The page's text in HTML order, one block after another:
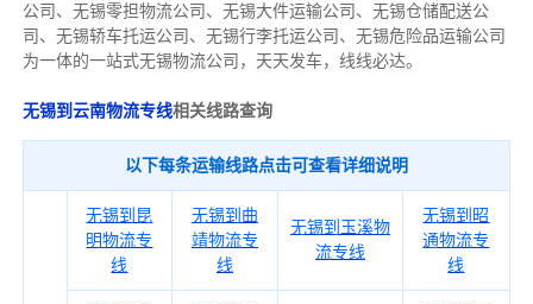
公司、 无锡零担物流公司、 无锡大件运输公司、 无锡仓储配送公
司、 无锡轿车托运公司、 无锡行李托运公司、 无锡危险品运输公司
为一体的一站式无锡物流公司 ，天天发车，线线必达。
无锡到云南物流专线相关线路查询
以下每条运输线路点击可查看详细说明
无锡到昆
明物流专
线
无锡到曲
靖物流专
线
无锡到玉溪物
流专线
无锡到昭
通物流专
线